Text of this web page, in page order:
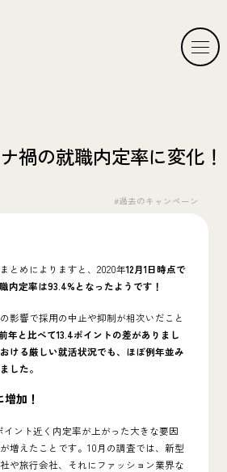
禍の就職内定率に変化！
#過去のキャンペーン
とめによりますと、2020年12月1日時点で
内定率は93.4%となったようです！
影響で採用の中止や抑制が相次いだこと
年と比べて13.4ポイントの差がありまし
ける厳しい就活状況でも、ほぼ例年並み
した。
加！
イント近く内定率が上がった大きな要因
増えたことです。10月の調査では、新型
や旅行会社、それにファッション業界な